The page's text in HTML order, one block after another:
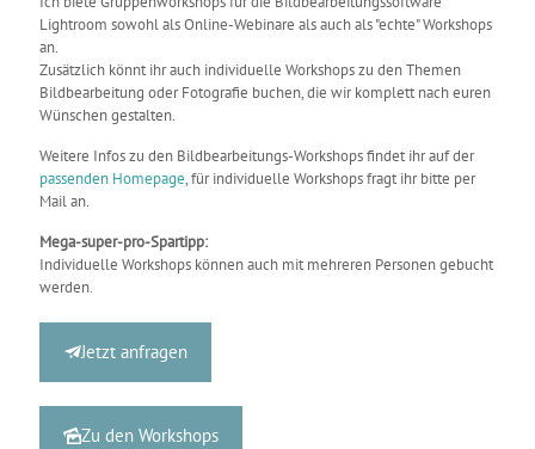
Lightroom sowohl als Online-Webinare als auch als "echte" Workshops
an.
Zusätzlich könnt ihr auch individuelle Workshops zu den Themen
Bildbearbeitung oder Fotografie buchen, die wir komplett nach euren
Wünschen gestalten.
Weitere Infos zu den Bildbearbeitungs-Workshops findet ihr auf der
passenden Homepage, für individuelle Workshops fragt ihr bitte per
Mail an.
Mega-super-pro-Spartipp:
Individuelle Workshops können auch mit mehreren Personen gebucht
werden.
Jetzt anfragen
Zu den Workshops